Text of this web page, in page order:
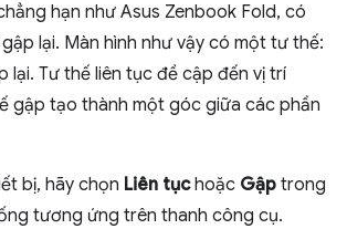
hạn như Asus Zenbook Fold, có
lại. Màn hình như vậy có một tư thế:
lại. Tư thế liên tục đề cập đến vị trí
gập tạo thành một góc giữa các phần
bị, hãy chọn Liên tụchoặc Gập trong
tương ứng trên thanh công cụ.